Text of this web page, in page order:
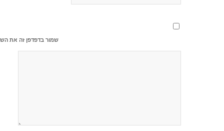
שמור בדפדפן זה את